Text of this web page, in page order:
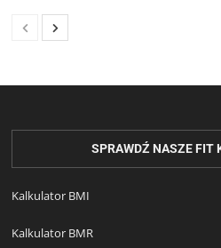
SPRAWDŹ NASZE FIT
Kalkulator BMI
Kalkulator BMR